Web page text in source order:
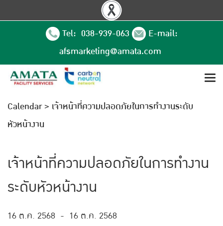
Tel: 038-939-063
E-mail:
afsmarketing@amata.com
Calendar> เจ้าหน้าที่ความปลอดภัยในการทำงานระดับ
หัวหน้างาน
เจ้าหน้าที่ความปลอดภัยในการทำงาน
ระดับหัวหน้างาน
16 ต.ค. 2568 - 16 ต.ค. 2568